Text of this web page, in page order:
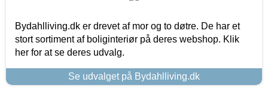
Bydahlliving.dk er drevet af mor og to døtre. De har et
stort sortiment af boliginteriør på deres webshop. Klik
her for at se deres udvalg.
Se udvalget på Bydahlliving.dk